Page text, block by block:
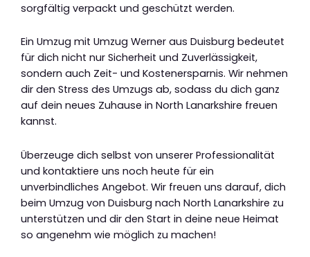
sorgfältig verpackt und geschützt werden.
Ein Umzug mit Umzug Werner aus Duisburg bedeutet
für dich nicht nur Sicherheit und Zuverlässigkeit,
sondern auch Zeit- und Kostenersparnis. Wir nehmen
dir den Stress des Umzugs ab, sodass du dich ganz
auf dein neues Zuhause in North Lanarkshire freuen
kannst.
Überzeuge dich selbst von unserer Professionalität
und kontaktiere uns noch heute für ein
unverbindliches Angebot. Wir freuen uns darauf, dich
beim Umzug von Duisburg nach North Lanarkshire zu
unterstützen und dir den Start in deine neue Heimat
so angenehm wie möglich zu machen!